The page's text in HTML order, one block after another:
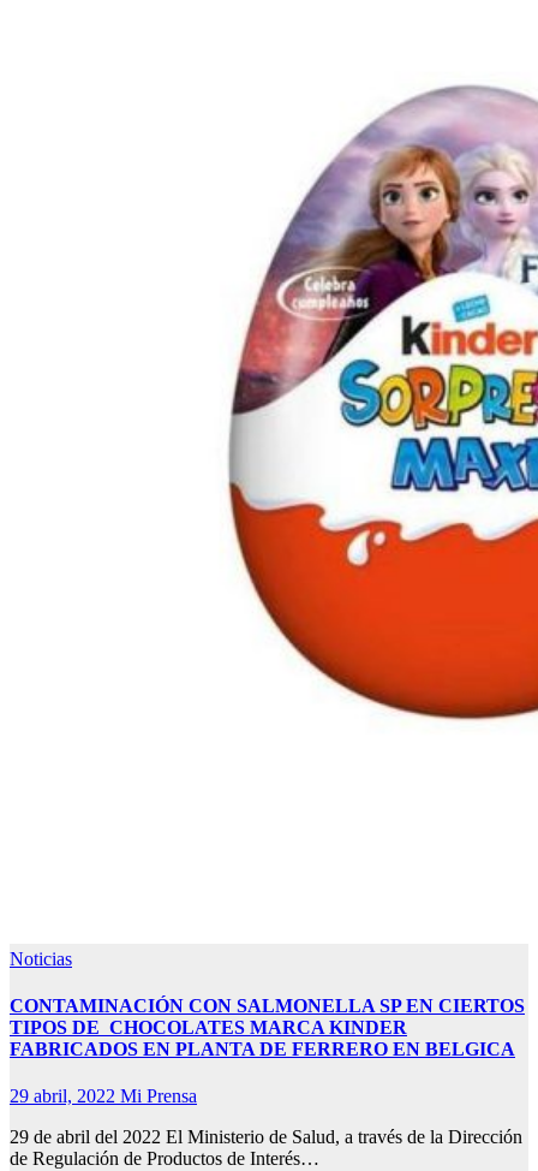
Noticias
CONTAMINACIÓN CON SALMONELLA SP EN CIERTOS
TIPOS DE CHOCOLATES MARCA KINDER
FABRICADOS EN PLANTA DE FERRERO EN BELGICA
29 abril, 2022 Mi Prensa
29 de abril del 2022 El Ministerio de Salud, a través de la Dirección
de Regulación de Productos de Interés…